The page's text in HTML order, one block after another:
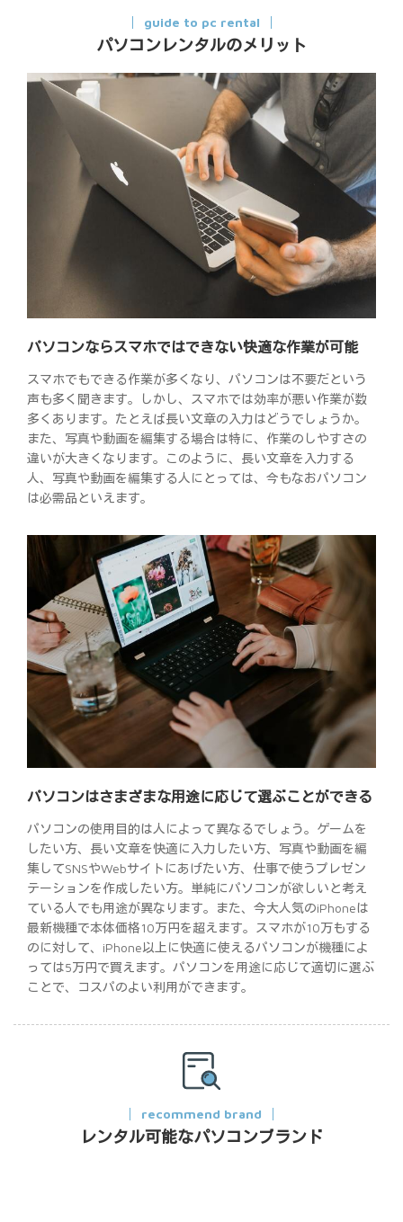
guide to pc rental
パソコンレンタルのメリット
パソコンならスマホではできない快適な作業が可能
スマホでもできる作業が多くなり、パソコンは不要だという
声も多く聞きます。しかし、スマホでは効率が悪い作業が数
多くあります。たとえば長い文章の入力はどうでしょうか。
また、写真や動画を編集する場合は特に、作業のしやすさの
違いが大きくなります。このように、長い文章を入力する
人、写真や動画を編集する人にとっては、今もなおパソコン
は必需品といえます。
パソコンはさまざまな用途に応じて選ぶことができる
パソコンの使用目的は人によって異なるでしょう。ゲームを
したい方、長い文章を快適に入力したい方、写真や動画を編
集してSNSやWebサイトにあげたい方、仕事で使うプレゼン
テーションを作成したい方。単純にパソコンが欲しいと考え
ている人でも用途が異なります。また、今大人気のiPhoneは
最新機種で本体価格10万円を超えます。スマホが10万もする
のに対して、iPhone以上に快適に使えるパソコンが機種によ
っては5万円で買えます。パソコンを用途に応じて適切に選ぶ
ことで、コスパのよい利用ができます。
recommend brand
レンタル可能なパソコンブランド